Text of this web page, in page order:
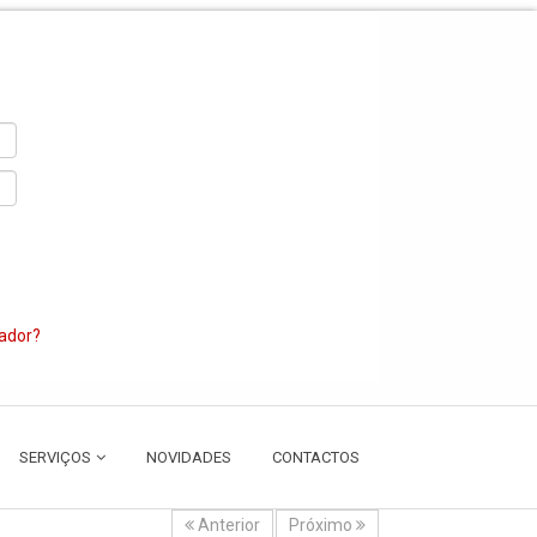
SERVIÇOS NOVIDADES CONTACTOS
Anterior Próximo